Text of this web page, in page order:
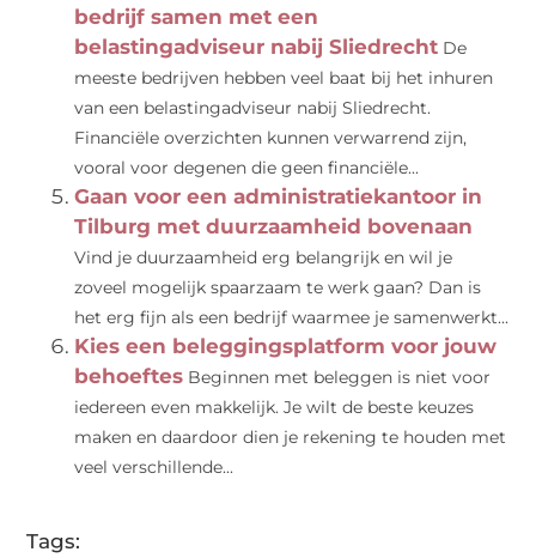
bedrijf samen met een
belastingadviseur nabij Sliedrecht De
meeste bedrijven hebben veel baat bij het inhuren
van een belastingadviseur nabij Sliedrecht.
Financiële overzichten kunnen verwarrend zijn,
vooral voor degenen die geen financiële...
Gaan voor een administratiekantoor in
Tilburg met duurzaamheid bovenaan
Vind je duurzaamheid erg belangrijk en wil je
zoveel mogelijk spaarzaam te werk gaan? Dan is
het erg fijn als een bedrijf waarmee je samenwerkt...
Kies een beleggingsplatform voor jouw
behoeftes Beginnen met beleggen is niet voor
iedereen even makkelijk. Je wilt de beste keuzes
maken en daardoor dien je rekening te houden met
veel verschillende...
Tags: